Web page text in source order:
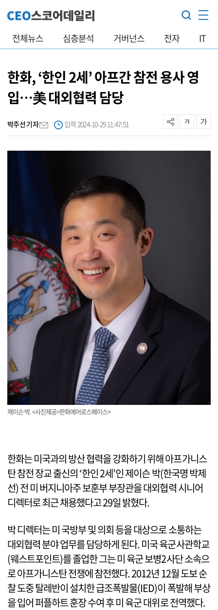
전체뉴스 심층분석 거버넌스 전자 IT
한화, ‘한인 2세’ 아프간 참전 용사 영
입…美 대외협력 담당
박주선 기자 입력 2024-10-29 11:47:51
제이슨 박. <사진제공=한화에어로스페이스>
한화는 미국과의 방산 협력을 강화하기 위해 아프가니스
탄 참전 장교 출신의 ‘한인 2세’인 제이슨 박(한국명 박제
선) 전 미 버지니아주 보훈부 부장관을 대외협력 시니어
디렉터로 최근 채용했다고 29일 밝혔다.
박 디렉터는 미 국방부 및 의회 등을 대상으로 소통하는
대외협력 분야 업무를 담당하게 된다. 미국 육군사관학교
(웨스트포인트)를 졸업한 그는 미 육군 보병2사단 소속으
로 아프가니스탄 전쟁에 참전했다. 2012년 12월 도보 순
찰 도중 탈레반이 설치한 급조폭발물(IED)이 폭발해 부상
을 입어 퍼플하트 훈장 수여 후 미 육군 대위로 전역했다.